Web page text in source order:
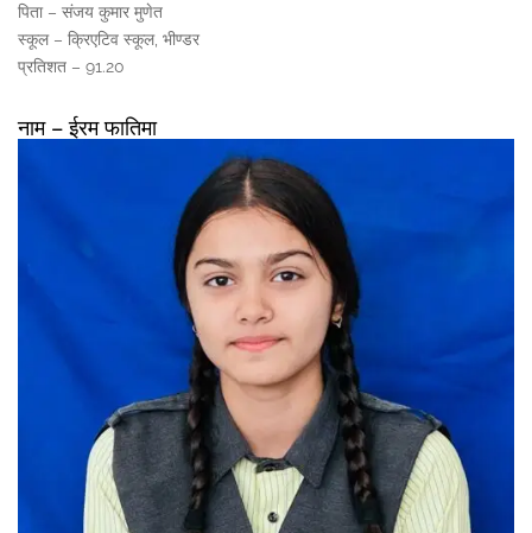
पिता – संजय कुमार मुणेत
स्कूल – क्रिएटिव स्कूल, भीण्डर
प्रतिशत – 91.20
नाम – ईरम फातिमा